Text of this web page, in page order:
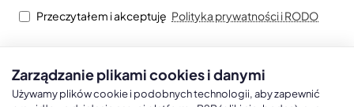
Przeczytałem i akceptuję Polityka prywatności i RODO
Kalendarze książkowe Kalendarze Ścienne
Zarządzanie plikami cookies i danymi
Używamy plików cookie i podobnych technologii, aby zapewnić